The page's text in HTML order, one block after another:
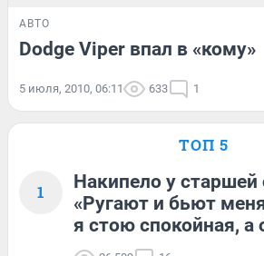
АВТО
Dodge Viper впал в «кому»
5 июля, 2010, 06:11 633 1
ТОП 5
1
Накипело у старшей
«Ругают и бьют
я стою спокойная, а